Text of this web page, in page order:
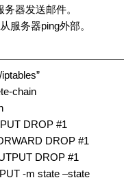
器发送邮件。
服务器ping外部。
chain
DROP #1
DROP #1
DROP #1
-m state –state